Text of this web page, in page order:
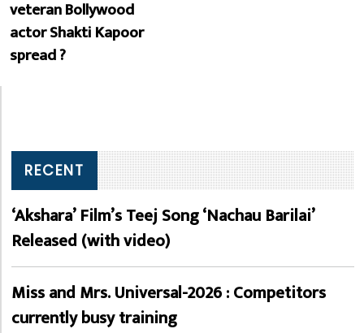
veteran Bollywood
actor Shakti Kapoor
spread ?
RECENT
‘Akshara’ Film’s Teej Song ‘Nachau Barilai’
Released (with video)
Miss and Mrs. Universal-2026 : Competitors
currently busy training